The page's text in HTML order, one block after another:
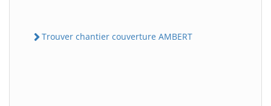
Trouver chantier couverture AMBERT